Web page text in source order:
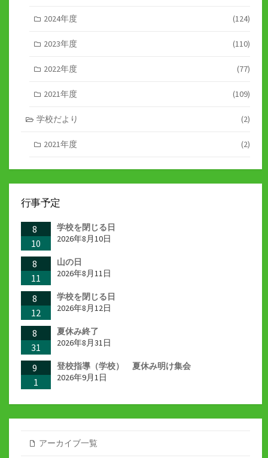
2024年度 (124)
2023年度 (110)
2022年度 (77)
2021年度 (109)
学校だより (2)
2021年度 (2)
行事予定
8
10
学校を閉じる日
2026年8月10日
8
11
山の日
2026年8月11日
8
12
学校を閉じる日
2026年8月12日
8
31
夏休み終了
2026年8月31日
9
1
登校指導（学校） 夏休み明け集会
2026年9月1日
アーカイブ一覧